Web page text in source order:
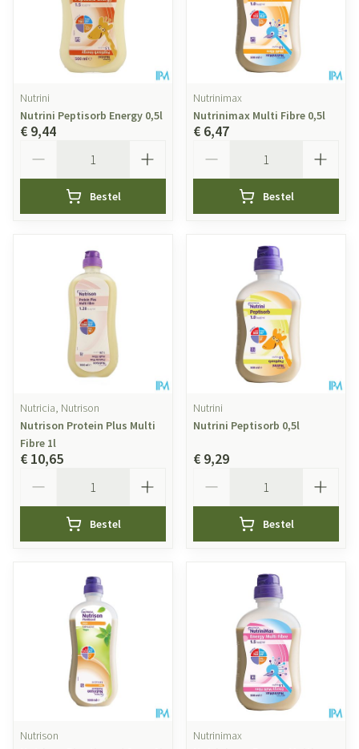
Nutrini
Nutrini Peptisorb Energy 0,5l
€ 9,44
Bestel
Nutrinimax
Nutrinimax Multi Fibre 0,5l
€ 6,47
Bestel
Nutricia, Nutrison
Nutrison Protein Plus Multi
Fibre 1l
€ 10,65
Bestel
Nutrini
Nutrini Peptisorb 0,5l
€ 9,29
Bestel
Nutrison
Nutrinimax